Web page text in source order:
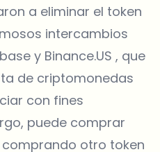
a eliminar el token
intercambios
y Binance.US , que
de criptomonedas
con fines
puede comprar
comprando otro token